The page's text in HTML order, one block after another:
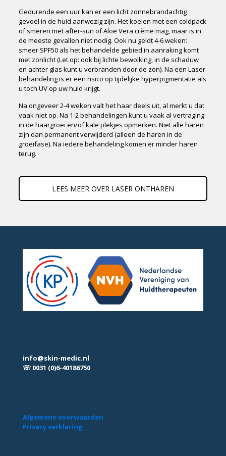
Gedurende een uur kan er een licht zonnebrandachtig
gevoel in de huid aanwezig zijn. Het koelen met een coldpack
of smeren met after-sun of Aloë Vera crème mag, maar is in
de meeste gevallen niet nodig. Ook nu geldt 4-6 weken:
smeer SPF50 als het behandelde gebied in aanraking komt
met zonlicht (Let op: ook bij lichte bewolking, in de schaduw
en achter glas kunt u verbranden door de zon). Na een Laser
behandeling is er een risico op tijdelijke hyperpigmentatie als
u toch UV op uw huid krijgt.
Na ongeveer 2-4 weken valt het haar deels uit, al merkt u dat
vaak niet op. Na 1-2 behandelingen kunt u vaak al vertraging
in de haargroei en/of kale plekjes opmerken. Niet alle haren
zijn dan permanent verwijderd (alleen de haren in de
groeifase). Na iedere behandeling komen er minder haren
terug.
LEES MEER OVER LASER ONTHAREN
info@skin-medic.nl
☏ 0031 (0)6-40186750
Algemene voorwaarden
Privacy verklaring